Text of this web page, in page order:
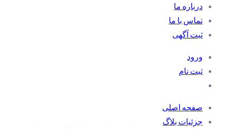
درباره ما
تماس با ما
ثبت آگهی
ورود
ثبت نام
صفحه اصلی
جزئیات بلاگ